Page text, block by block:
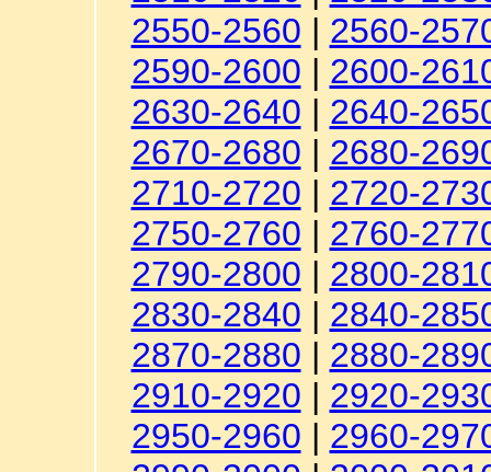
2550-2560 | 2560-
2590-2600 | 2600-
2630-2640 | 2640-
2670-2680 | 2680-
2710-2720 | 2720-
2750-2760 | 2760-
2790-2800 | 2800-
2830-2840 | 2840-
2870-2880 | 2880-
2910-2920 | 2920-
2950-2960 | 2960-